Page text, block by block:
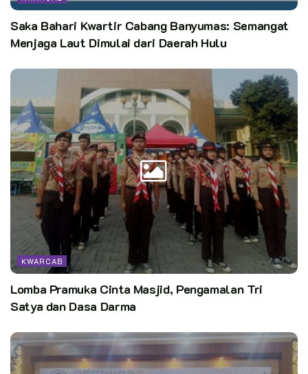
Saka Bahari Kwartir Cabang Banyumas: Semangat
Menjaga Laut Dimulai dari Daerah Hulu
KWARCAB
Lomba Pramuka Cinta Masjid, Pengamalan Tri
Satya dan Dasa Darma